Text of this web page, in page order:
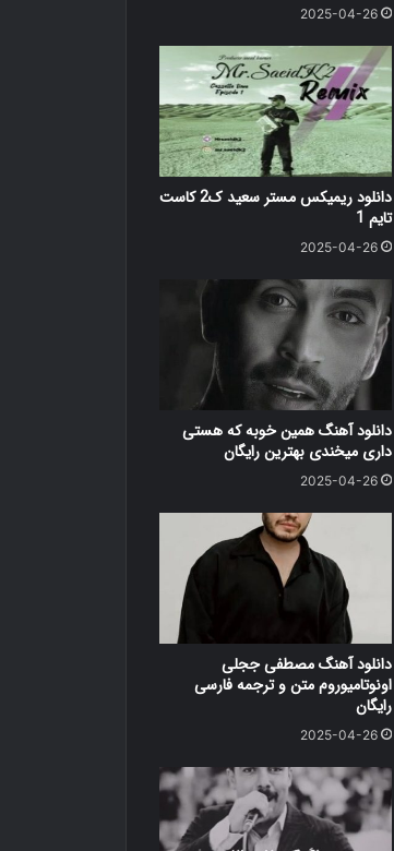
2025-04-26
دانلود ریمیکس مستر سعید ک2 کاست
تایم 1
2025-04-26
دانلود آهنگ همین خوبه که هستی
داری میخندی بهترین رایگان
2025-04-26
دانلود آهنگ مصطفی ججلی
اونوتامیوروم متن و ترجمه فارسی
رایگان
2025-04-26